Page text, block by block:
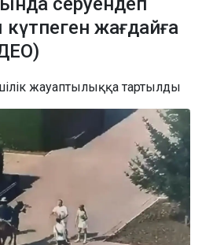
жағдайға
жауаптылыққа тартылды